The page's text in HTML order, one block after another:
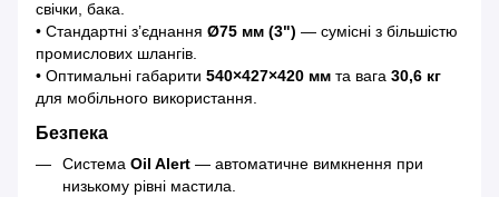
свічки, бака.
• Стандартні з’єднання Ø75 мм (3") — сумісні з більшістю
промислових шлангів.
• Оптимальні габарити 540×427×420 мм та вага 30,6 кг
для мобільного використання.
Безпека
Система Oil Alert — автоматичне вимкнення при
низькому рівні мастила.